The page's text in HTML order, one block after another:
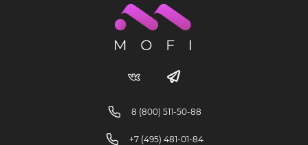
8 (800) 511-50-88
+7 (495) 481-01-84